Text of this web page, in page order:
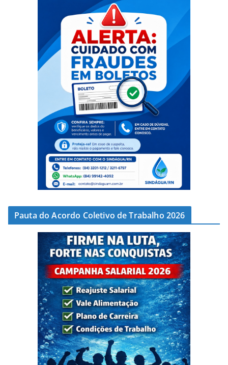
Pauta do Acordo Coletivo de Trabalho 2026